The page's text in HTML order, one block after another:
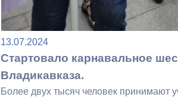
13.07.2024
Стартовало карнавальное
Владикавказа.
Более двух тысяч человек принимают